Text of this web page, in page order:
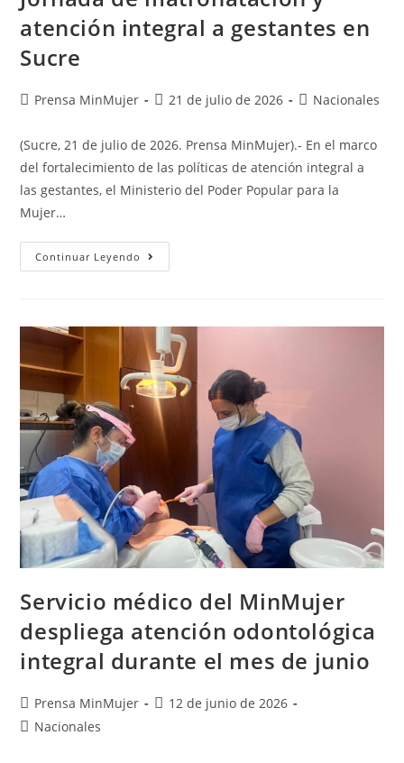
atención integral a gestantes en
Sucre
Prensa MinMujer 21 de julio de 2026 Nacionales
(Sucre, 21 de julio de 2026. Prensa MinMujer).- En el marco
del fortalecimiento de las políticas de atención integral a
las gestantes, el Ministerio del Poder Popular para la
Mujer…
Continuar Leyendo
Servicio médico del MinMujer
despliega atención odontológica
integral durante el mes de junio
Prensa MinMujer
12 de junio de 2026
Nacionales